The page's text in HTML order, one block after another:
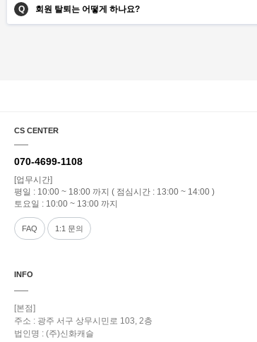
Q 회원 탈퇴는 어떻게 하나요?
CS CENTER
070-4699-1108
[업무시간]
평일 : 10:00 ~ 18:00 까지 ( 점심시간 : 13:00 ~ 14:00 )
토요일 : 10:00 ~ 13:00 까지
FAQ 1:1 문의
INFO
[본점]
주소 : 광주 서구 상무시민로 103, 2층
법인명 : (주)신화캐슬